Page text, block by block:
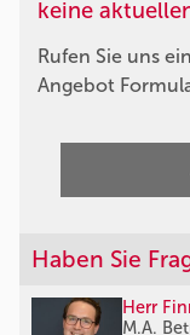
keine
Rufen Sie uns
Angebot
Haben Sie
Herr
M.A.